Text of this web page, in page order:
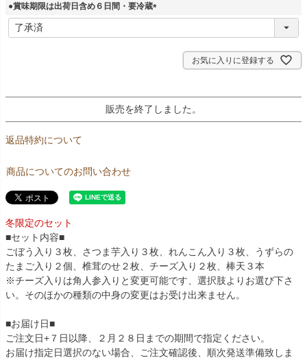
●賞味期限は出荷日含め６日間・要冷蔵
(
お気に入りに登録する
販売を終了しました。
返品特約について
商品についてのお問い合わせ
冬限定のセット
■セット内容■
ごぼう入り３枚、さつま芋入り３枚、れんこん入り３枚、うずらの
たまご入り２個、椎茸のせ２枚、チーズ入り２枚、棒天３本
※チーズ入りは角人参入りと変更可能です、選択肢よりお選び下さ
い。そのほかの種類の中身の変更はお受け出来ません。
■お届け日■
ご注文日+７日以降、２月２８日までの期間で指定ください。
お届け指定日選択のない場合、ご注文確認後、順次発送準備致しま